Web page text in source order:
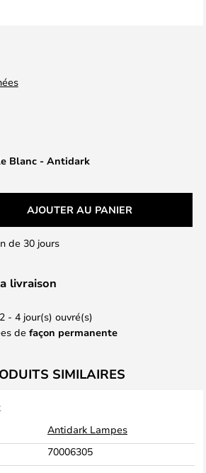
Blanc - Antidark
AJOUTER AU PANIER
de 30 jours
livraison
- 4 jour(s) ouvré(s)
de façon permanente
SIMILAIRES
Antidark Lampes
70006305